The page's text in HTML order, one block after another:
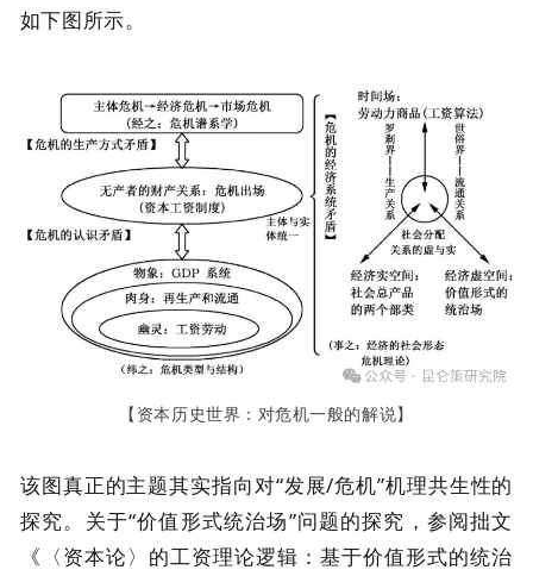
如下图所示。
【资本历史世界：对危机一般的解说】
该图真正的主题其实指向对“发展/危机”机理共生性的
探究。关于“价值形式统治场”问题的探究，参阅拙文
《〈资本论〉的工资理论逻辑：基于价值形式的统治